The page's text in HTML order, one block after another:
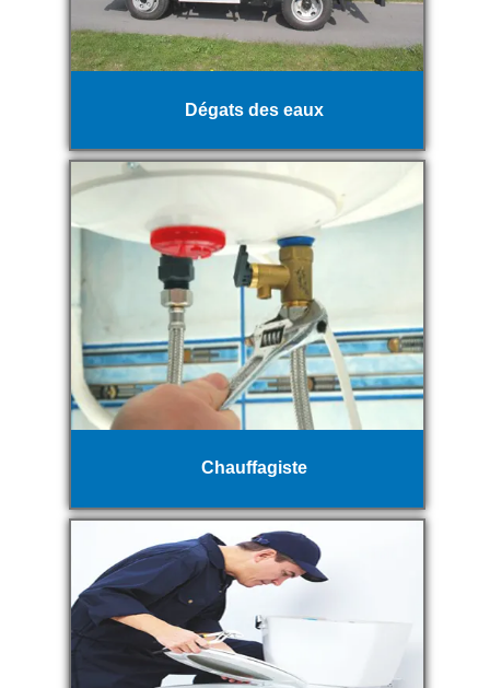
Dégats des eaux
Chauffagiste